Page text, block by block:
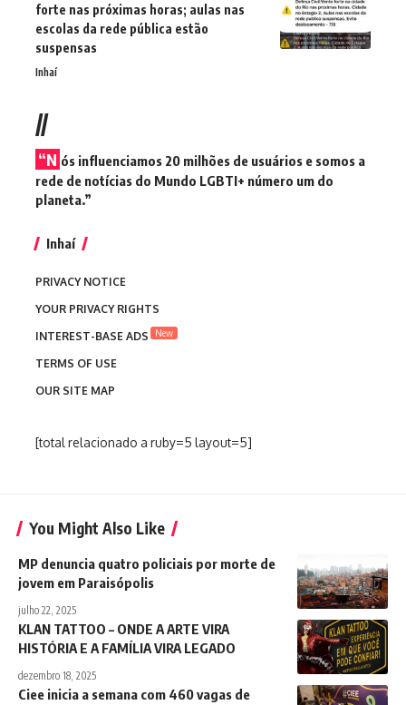
forte nas próximas horas; aulas nas
escolas da rede pública estão
suspensas
Inhaí
//
“N ós influenciamos 20 milhões de usuários e somos a
rede de notícias do Mundo LGBTI+ número um do
planeta.”
Inhaí
PRIVACY NOTICE
YOUR PRIVACY RIGHTS
INTEREST-BASE ADS
New
TERMS OF USE
OUR SITE MAP
[total relacionado a ruby=5 layout=5]
You Might Also Like
MP denuncia quatro policiais por morte de
jovem em Paraisópolis
julho 22, 2025
KLAN TATTOO – ONDE A ARTE VIRA
HISTÓRIA E A FAMÍLIA VIRA LEGADO
dezembro 18, 2025
Ciee inicia a semana com 460 vagas de